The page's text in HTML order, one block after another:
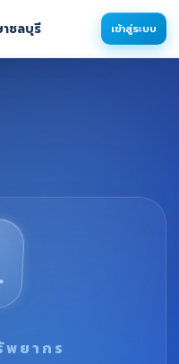
ชลบุรี เข้าสู่ระบบ
พยากร